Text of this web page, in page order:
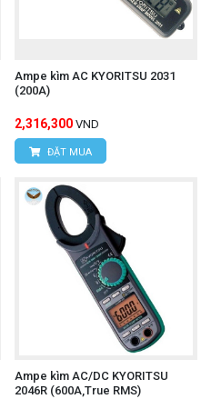
Ampe kìm AC KYORITSU 2031
(200A)
2,316,300 VND
ĐẶT MUA
Ampe kìm AC/DC KYORITSU
2046R (600A,True RMS)